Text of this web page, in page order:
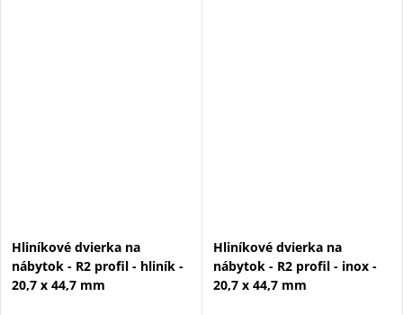
Hliníkové dvierka na
nábytok - R2 profil - hliník -
20,7 x 44,7 mm
Hliníkové dvierka na
nábytok - R2 profil - inox -
20,7 x 44,7 mm